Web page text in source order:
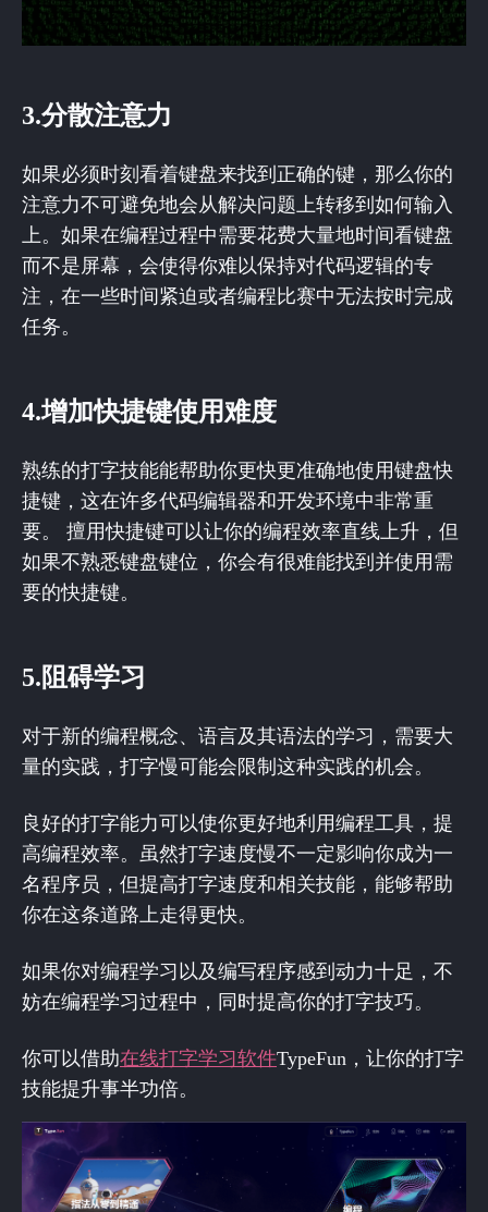
3.分散注意力
如果必须时刻看着键盘来找到正确的键，那么你的
注意力不可避免地会从解决问题上转移到如何输入
上。如果在编程过程中需要花费大量地时间看键盘
而不是屏幕，会使得你难以保持对代码逻辑的专
注，在一些时间紧迫或者编程比赛中无法按时完成
任务。
4.增加快捷键使用难度
熟练的打字技能能帮助你更快更准确地使用键盘快
捷键，这在许多代码编辑器和开发环境中非常重
要。 擅用快捷键可以让你的编程效率直线上升，但
如果不熟悉键盘键位，你会有很难能找到并使用需
要的快捷键。
5.阻碍学习
对于新的编程概念、语言及其语法的学习，需要大
量的实践，打字慢可能会限制这种实践的机会。
良好的打字能力可以使你更好地利用编程工具，提
高编程效率。虽然打字速度慢不一定影响你成为一
名程序员，但提高打字速度和相关技能，能够帮助
你在这条道路上走得更快。
如果你对编程学习以及编写程序感到动力十足，不
妨在编程学习过程中，同时提高你的打字技巧。
你可以借助在线打字学习软件TypeFun，让你的打字
技能提升事半功倍。